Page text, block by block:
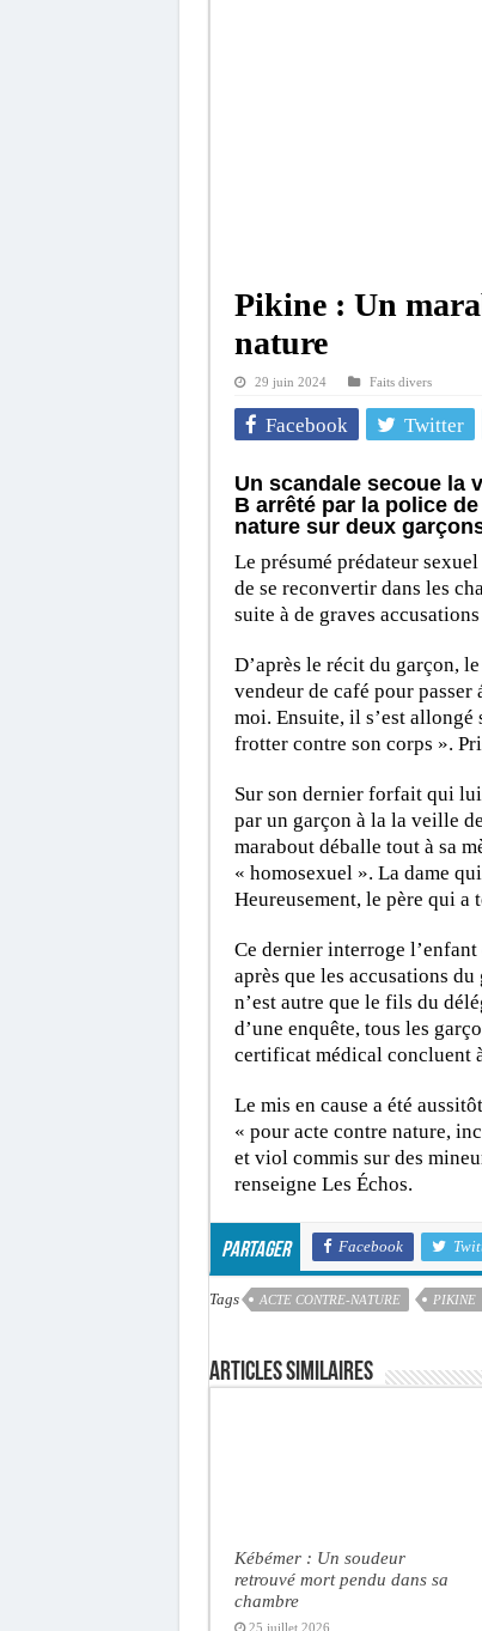
Pikine : Un
nature
29 juin 2024 Faits divers
Facebook Twitter
Un scandale secoue la
B arrêté par la police
nature sur deux
Le présumé prédateur
de se reconvertir dans les
suite à de graves
D’après le récit du garçon,
vendeur de café pour passer
moi. Ensuite, il s’est
frotter contre son corps ».
Sur son dernier forfait qui
par un garçon à la la veille
marabout déballe tout à sa
« homosexuel ». La dame
Heureusement, le père qui
Ce dernier interroge
après que les accusations
n’est autre que le fils du
d’une enquête, tous les
certificat médical concluent
Le mis en cause a été
« pour acte contre nature,
et viol commis sur des
renseigne Les Échos.
Partager Facebook
Tags ACTE CONTRE-NATURE PIKINE
Articles similaires
Kébémer : Un soudeur
retrouvé mort pendu dans sa
chambre
25 juillet 2026